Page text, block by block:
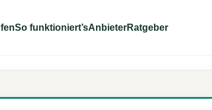
So funktioniert’sAnbieterRatgeber